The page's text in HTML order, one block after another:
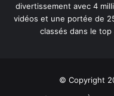
divertissement avec 4
vidéos et une portée de
classés dans le top
© Copyright